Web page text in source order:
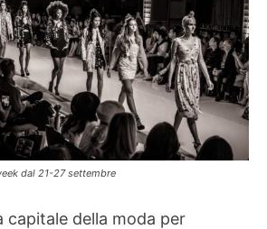
dal 21-27 settembre
capitale della moda per